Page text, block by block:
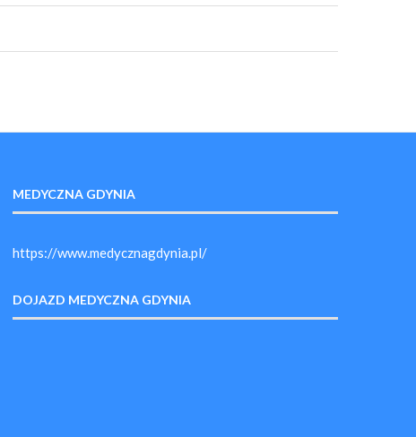
MEDYCZNA GDYNIA
https://www.medycznagdynia.pl/
DOJAZD MEDYCZNA GDYNIA